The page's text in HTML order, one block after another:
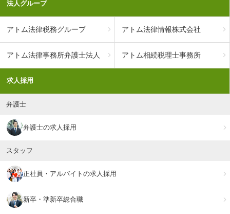
法人グループ
アトム法律税務グループ アトム法律情報株式会社
アトム法律事務所弁護士法人 アトム相続税理士事務所
求人採用
弁護士
弁護士の求人採用
スタッフ
正社員・アルバイトの求人採用
新卒・準新卒総合職